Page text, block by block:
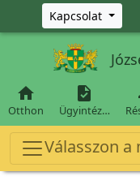
Ugrás a fő tartalomra
Kapcsolat

Otthon

Ügyintéz…
Válasszon